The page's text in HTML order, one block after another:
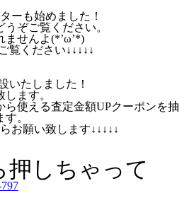
ーも始めました！
ぞご覧ください。
ませんよ(*’ω’*)
覧ください↓↓↓↓↓
いたしました！
ます。
ら使える査定金額UPクーポンを抽
。
お願い致します↓↓↓↓↓
しちゃって